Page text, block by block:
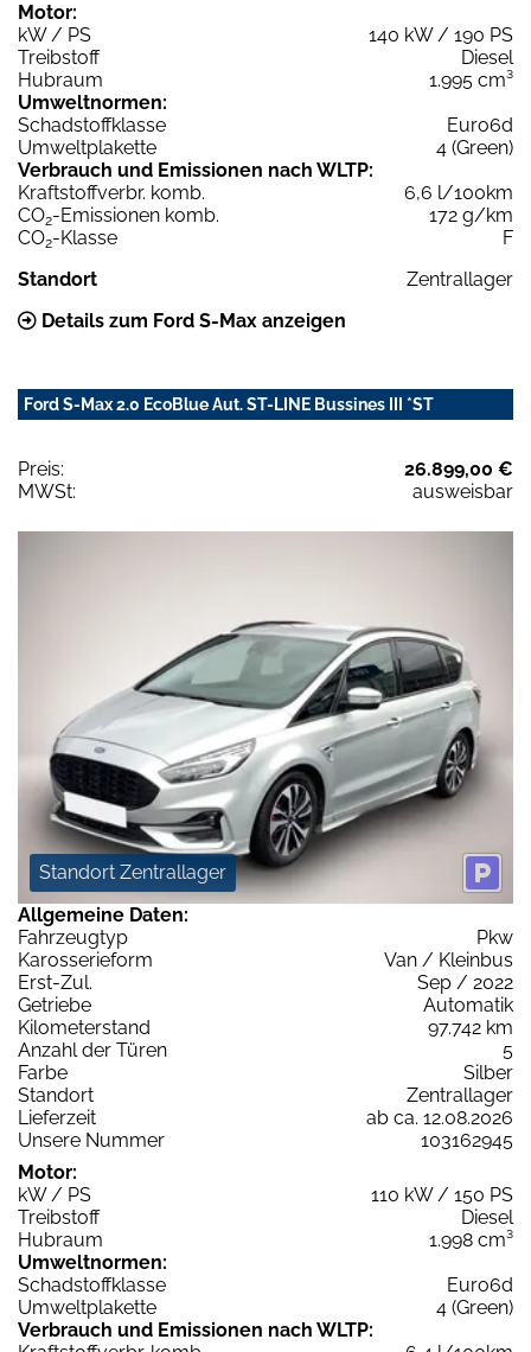
Motor:
kW / PS
140 kW / 190 PS
Treibstoff
Diesel
Hubraum
1.995 cm³
Umweltnormen:
Schadstoffklasse
Euro6d
Umweltplakette
4 (Green)
Verbrauch und Emissionen nach WLTP:
Kraftstoffverbr. komb.
6,6 l/100km
CO2-Emissionen komb.
172 g/km
CO2-Klasse
F
Standort
Zentrallager
Details zum Ford S-Max anzeigen
Ford S-Max 2.0 EcoBlue Aut. ST-LINE Bussines III *ST
Preis:
26.899,00 €
MWSt:
ausweisbar
Standort Zentrallager
Allgemeine Daten:
Fahrzeugtyp
Pkw
Karosserieform
Van / Kleinbus
Erst-Zul.
Sep / 2022
Getriebe
Automatik
Kilometerstand
97.742 km
Anzahl der Türen
5
Farbe
Silber
Standort
Zentrallager
Lieferzeit
ab ca. 12.08.2026
Unsere Nummer
103162945
Motor:
kW / PS
110 kW / 150 PS
Treibstoff
Diesel
Hubraum
1.998 cm³
Umweltnormen:
Schadstoffklasse
Euro6d
Umweltplakette
4 (Green)
Verbrauch und Emissionen nach WLTP: